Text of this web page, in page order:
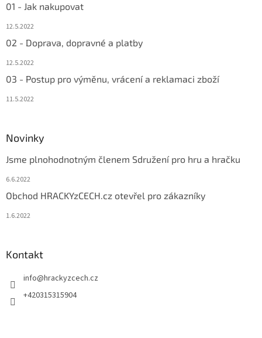
01 - Jak nakupovat
12.5.2022
02 - Doprava, dopravné a platby
12.5.2022
03 - Postup pro výměnu, vrácení a reklamaci zboží
11.5.2022
Novinky
Jsme plnohodnotným členem Sdružení pro hru a hračku
6.6.2022
Obchod HRACKYzCECH.cz otevřel pro zákazníky
1.6.2022
Kontakt
info@hrackyzcech.cz
+420315315904